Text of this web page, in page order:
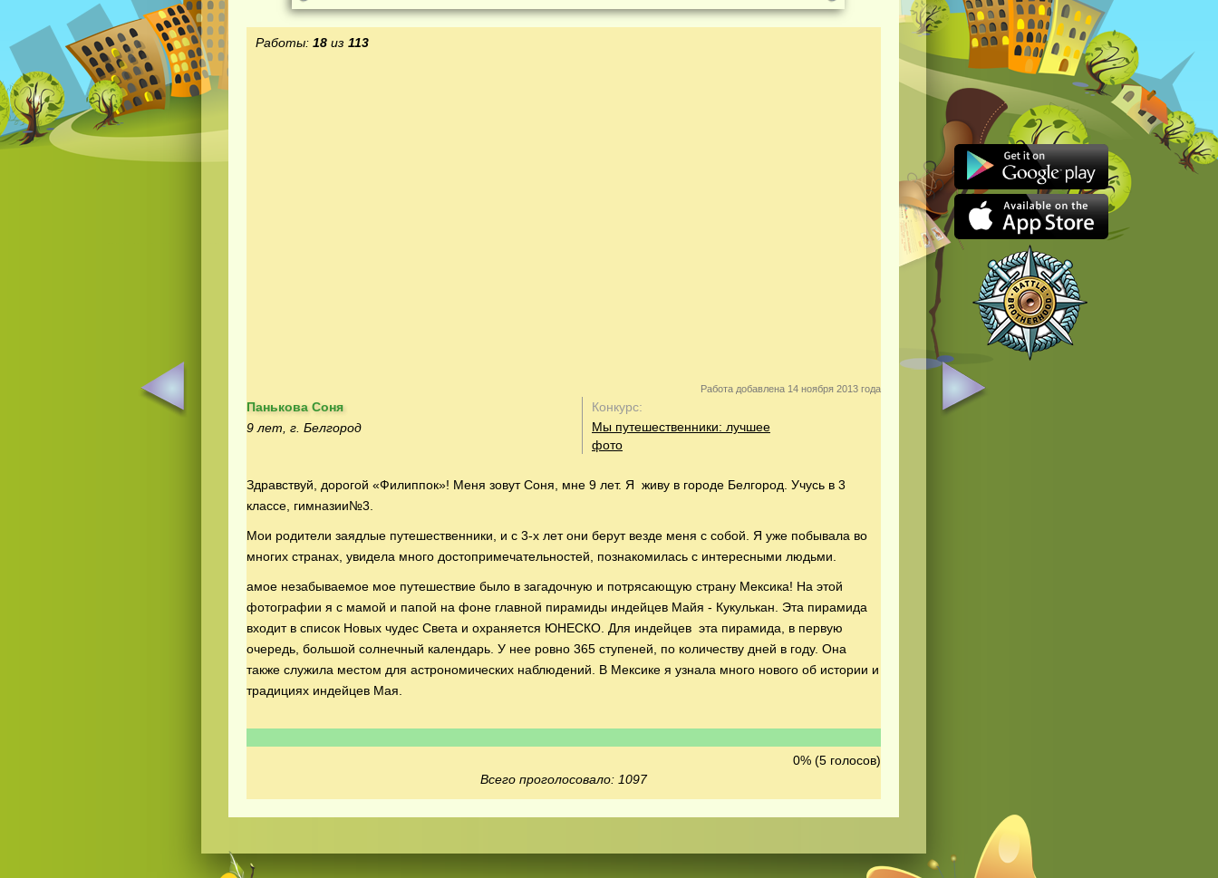
Работы: 18 из 113
Работа добавлена 14 ноября 2013 года
Панькова Соня
9 лет, г. Белгород
Конкурс:
Мы путешественники: лучшее
фото
Здравствуй, дорогой «Филиппок»! Меня зовут Соня, мне 9 лет. Я живу в городе Белгород. Учусь в 3
классе, гимназии№3.
Мои родители заядлые путешественники, и с 3-х лет они берут везде меня с собой. Я уже побывала во
многих странах, увидела много достопримечательностей, познакомилась с интересными людьми.
амое незабываемое мое путешествие было в загадочную и потрясающую страну Мексика! На этой
фотографии я с мамой и папой на фоне главной пирамиды индейцев Майя - Кукулькан. Эта пирамида
входит в список Новых чудес Света и охраняется ЮНЕСКО. Для индейцев эта пирамида, в первую
очередь, большой солнечный календарь. У нее ровно 365 ступеней, по количеству дней в году. Она
также служила местом для астрономических наблюдений. В Мексике я узнала много нового об истории и
традициях индейцев Мая.
0% (5 голосов)
Всего проголосовало: 1097